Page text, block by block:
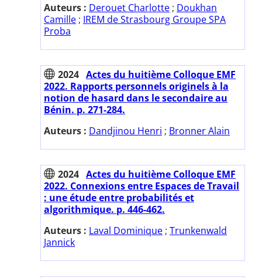
Auteurs : Derouet Charlotte ; Doukhan
Camille ; IREM de Strasbourg Groupe SPA
Proba
2024 Actes du huitième Colloque EMF
2022. Rapports personnels originels à la
notion de hasard dans le secondaire au
Bénin. p. 271-284.
Auteurs : Dandjinou Henri ; Bronner Alain
2024 Actes du huitième Colloque EMF
2022. Connexions entre Espaces de Travail
: une étude entre probabilités et
algorithmique. p. 446-462.
Auteurs : Laval Dominique ; Trunkenwald
Jannick